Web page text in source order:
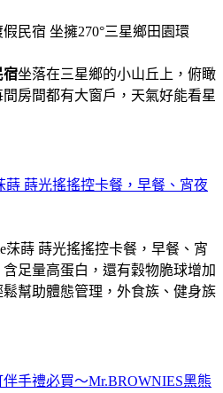
宿坐落在三星鄉的小山丘上，俯瞰
房間都有大窗戶，天氣好能看星
蒔 蒔光搖搖控卡餐，早餐、宵夜
足量高蛋白，還有穀物脆球增加
幫助體態管理，外食族、健身族
手禮必買～Mr.BROWNIES黑熊